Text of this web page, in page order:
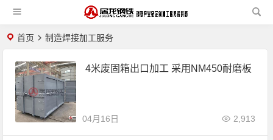
首页 制造焊接加工服务
4米废固箱出口加工 采用NM450耐磨板
04月16日 2,913